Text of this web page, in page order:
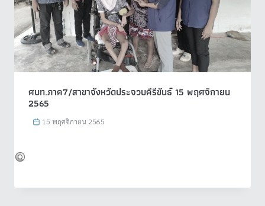
ศบท.ภาค7/สาขาจังหวัดประจวบคีรีขันธ์ 15 พฤศจิกายน
2565
15 พฤศจิกายน 2565